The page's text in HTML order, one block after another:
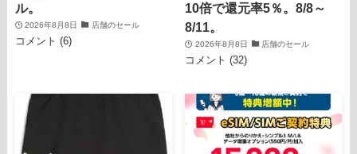
ル。
2026年8月8日 店舗のセール
コメント (6)
10倍で還元率5％。8/8～
8/11。
2026年8月8日 店舗のセール
コメント (32)